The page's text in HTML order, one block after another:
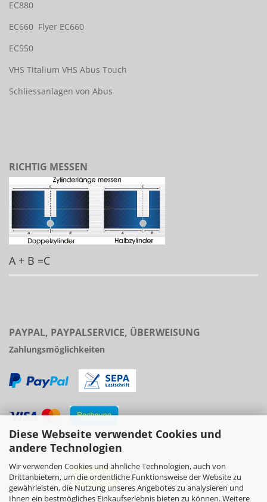
Diese Webseite verwendet Cookies und
andere Technologien
Wir verwenden Cookies und ähnliche Technologien, auch von
Drittanbietern, um die ordentliche Funktionsweise der Website zu
gewährleisten, die Nutzung unseres Angebotes zu analysieren und
Ihnen ein bestmögliches Einkaufserlebnis bieten zu können. Weitere
EC880
EC660 Flyer EC660
EC550
VHS Titalium VHS Abus Touch
Schliessanlagen von Abus
RICHTIG MESSEN
A + B =C
PAYPAL, PAYPALSERVICE, ÜBERWEISUNG
Zahlungsmöglichkeiten
Versand